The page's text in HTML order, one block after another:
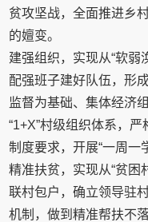
贫攻坚战，全面推进乡
的嬗变。
建强组织，实现从“软弱
配强班子建好队伍，形
监督为基础、集体经济
“1+X”村级组织体系，
制度要求，开展“一周一
精准扶贫，实现从“贫困
联村包户，确立领导驻
机制，做到精准帮扶不